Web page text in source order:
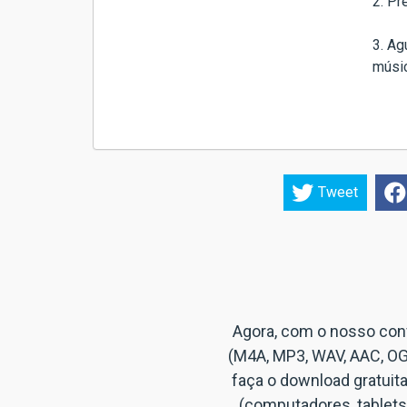
3.
Tweet
Agora, com o nosso
(M4A, MP3, WAV, AAC,
faça o download